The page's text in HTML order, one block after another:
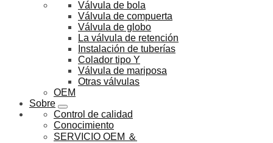
Válvula de bola
Válvula de compuerta
Válvula de globo
La válvula de retención
Instalación de tuberías
Colador tipo Y
Válvula de mariposa
Otras válvulas
OEM
Sobre
Control de calidad
Conocimiento
SERVICIO OEM ＆